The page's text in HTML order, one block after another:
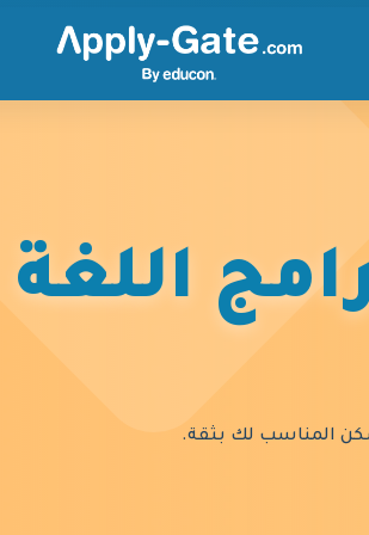
اللغة
المناسب لك بثقة.